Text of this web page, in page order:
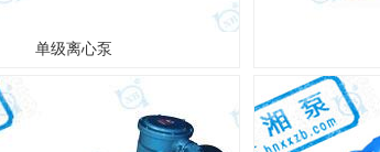
单级离心泵